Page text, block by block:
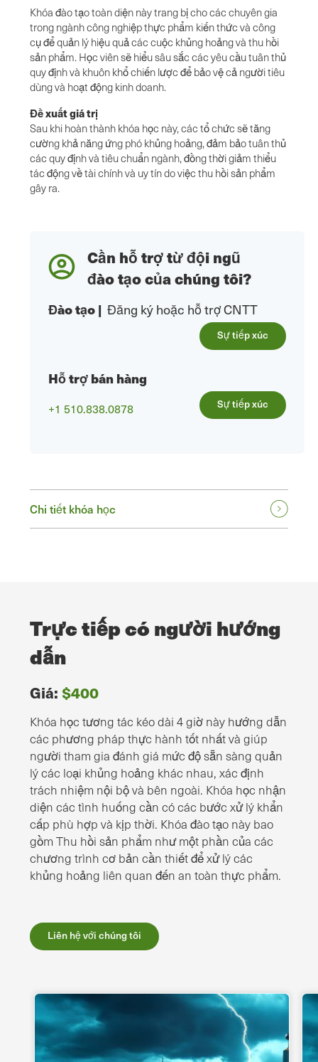
Khóa đào tạo toàn diện này trang bị cho các chuyên gia
trong ngành công nghiệp thực phẩm kiến thức và công
cụ để quản lý hiệu quả các cuộc khủng hoảng và thu hồi
sản phẩm. Học viên sẽ hiểu sâu sắc các yêu cầu tuân thủ
quy định và khuôn khổ chiến lược để bảo vệ cả người tiêu
dùng và hoạt động kinh doanh.
Đề xuất giá trị
Sau khi hoàn thành khóa học này, các tổ chức sẽ tăng
cường khả năng ứng phó khủng hoảng, đảm bảo tuân thủ
các quy định và tiêu chuẩn ngành, đồng thời giảm thiểu
tác động về tài chính và uy tín do việc thu hồi sản phẩm
gây ra.
Cần hỗ trợ từ đội ngũ
đào tạo của chúng tôi?
Đào tạo| Đăng ký hoặc hỗ trợ CNTT
Sự tiếp xúc
Hỗ trợ bán hàng
+1 510.838.0878 Sự tiếp xúc
Chi tiết khóa học
Trực tiếp có người hướng
dẫn
Giá: $400
Khóa học tương tác kéo dài 4 giờ này hướng dẫn
các phương pháp thực hành tốt nhất và giúp
người tham gia đánh giá mức độ sẵn sàng quản
lý các loại khủng hoảng khác nhau, xác định
trách nhiệm nội bộ và bên ngoài. Khóa học nhận
diện các tình huống cần có các bước xử lý khẩn
cấp phù hợp và kịp thời. Khóa đào tạo này bao
gồm Thu hồi sản phẩm như một phần của các
chương trình cơ bản cần thiết để xử lý các
khủng hoảng liên quan đến an toàn thực phẩm.
Liên hệ với chúng tôi